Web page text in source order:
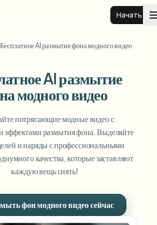
Начать
примеры
библиотеку примеров
Бесплатное AI размытие фона модного видео
AI размытие
модного видео
потрясающие модные видео с
размытия фона. Выделяйте
и наряды с профессиональными
качества, которые заставляют
каждую вещь сиять!
фон модного видео сейчас